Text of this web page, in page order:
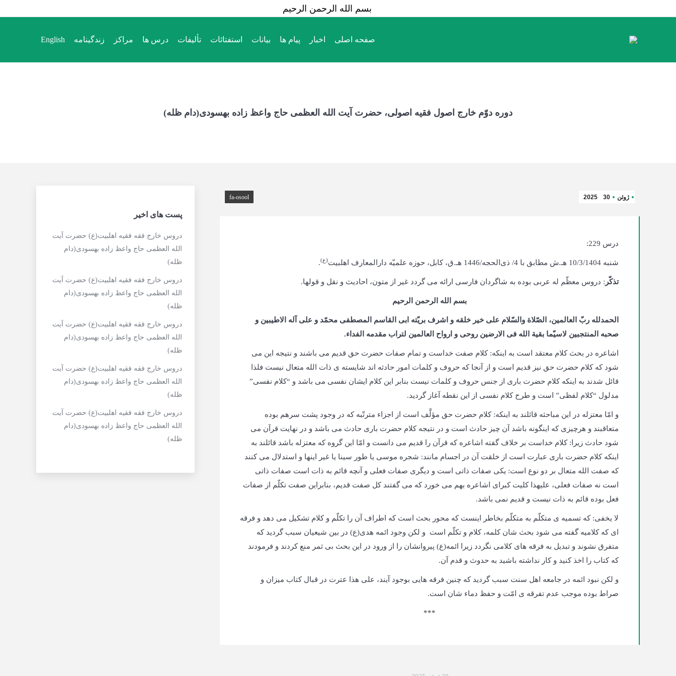
بسم الله الرحمن الرحیم
صفحه اصلی اخبار پیام ها بیانات استفتائات تألیفات درس ها مراکز زندگینامه English
دوره دوّم خارج اصول فقیه اصولی، حضرت آیت الله العظمی حاج واعظ زاده بهسودی(دام ظله)
ژوئن 30
2025
fa-osool
درس 229:
شنبه 10/3/1404 هـ.ش مطابق با 4/ ذی‌الحجه/1446 هـ.ق، کابل، حوزه علمیّه دارالمعارف اهلبیت (ع).
تذکّر : دروس معظّم له عربی بوده به شاگردان فارسی ارائه می گردد غیر از متون، احادیث و نقل و قول­ها.
بسم الله الرحمن الرحیم
الحمدلله ربّ العالمین، الصّلاة والسّلام علی خیر خلقه و اشرف بریّته ابی القاسم المصطفی محمّد و علی آله الاطیبین و
صحبه المنتجبین لاسیّما بقیة الله فی الارضین روحی و ارواح العالمین لتراب مقدمه الفداء.
اشاعره در بحث کلام معتقد است به اینکه: کلام صفت خداست و تمام صفات حضرت حق قدیم می باشند و نتیجه این می
شود که کلام حضرت حق نیز قدیم است و از آنجا که حروف و کلمات امور حادثه اند شایسته ی ذات الله متعال نیست فلذا
قائل شدند به اینکه کلام حضرت باری از جنس حروف و کلمات نیست بنابر این کلام ایشان نفسی می باشد و “کلام نفسی”
مدلول “کلام لفظی” است و طرح کلام نفسی از این نقطه آغاز گردید.
و امّا معتزله در این مباحثه قائلند به اینکه: کلام حضرت حق مؤلَّف است از اجزاء مترتّبه که در وجود پشت سرهم بوده
متعاقبند و هرچیزی که اینگونه باشد آن چیز حادث است و در نتیجه کلام حضرت باری حادث می باشد و در نهایت قرآن می
شود حادث زیرا: کلام خداست بر خلاف گفته اشاعره که قرآن را قدیم می دانست و امّا این گروه که معتزله باشد قائلند به
اینکه کلام حضرت باری عبارت است از خلقت آن در اجسام مانند: شجره موسی یا طور سینا یا غیر اینها و استدلال می کنند
که صفت الله متعال بر دو نوع است: یکی صفات ذاتی است و دیگری صفات فعلی و آنچه قائم به ذات است صفات ذاتی
است نه صفات فعلی، علی­هذا کلیت کبرای اشاعره بهم می خورد که می گفتند کل صفت قدیم، بنابراین صفت تکلّم از صفات
فعل بوده قائم به ذات نیست و قدیم نمی باشد.
لا یخفی: که تسمیه ی متکلّم به متکلّم بخاطر اینست که محور بحث است که اطراف آن را تکلّم و کلام تشکیل می دهد و فرقه
ای که کلامیه گفته می شود بحث شان کلمه، کلام و تکلّم است و لکن وجود ائمه هدی(ع) در بین شیعیان سبب گردید که
متفرق نشوند و تبدیل به فرقه های کلامی نگردد زیرا ائمه(ع) پیروان­شان را از ورود در این بحث بی ثمر منع کردند و فرمودند
که کتاب را اخذ کنید و کار نداشته باشید به حدوث و قدم آن.
و لکن نبود ائمه در جامعه اهل سنت سبب گردید که چنین فرقه هایی بوجود آیند، علی هذا عترت در قبال کتاب میزان و
صراط بوده موجب عدم تفرقه ی امّت و حفظ دماء شان است.
***
پست های اخیر
دروس خارج فقه فقیه اهلبیت(ع) حضرت آیت
الله العظمی حاج واعظ زاده بهسودی(دام
ظله)
دروس خارج فقه فقیه اهلبیت(ع) حضرت آیت
الله العظمی حاج واعظ زاده بهسودی(دام
ظله)
دروس خارج فقه فقیه اهلبیت(ع) حضرت آیت
الله العظمی حاج واعظ زاده بهسودی(دام
ظله)
دروس خارج فقه فقیه اهلبیت(ع) حضرت آیت
الله العظمی حاج واعظ زاده بهسودی(دام
ظله)
دروس خارج فقه فقیه اهلبیت(ع) حضرت آیت
الله العظمی حاج واعظ زاده بهسودی(دام
ظله)
صفحه اصلی اخبار پیام ها